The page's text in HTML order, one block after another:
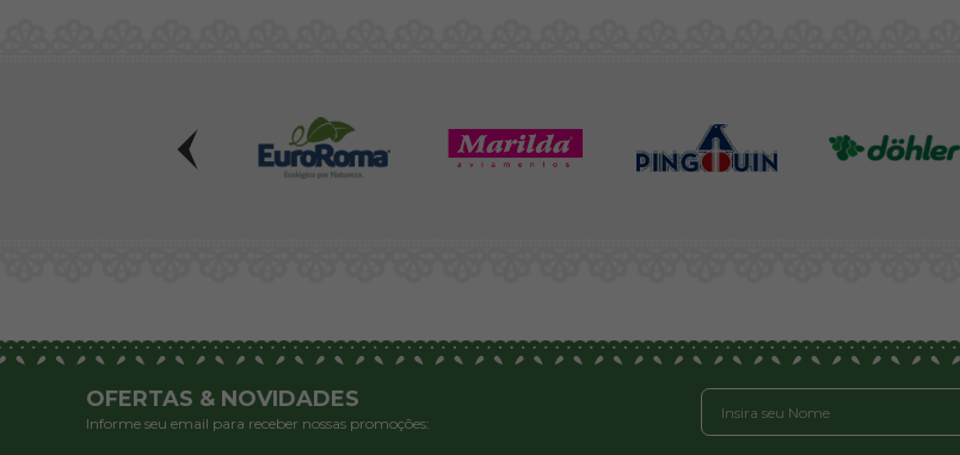
OFERTAS & NOVIDADES
Informe seu email para receber nossas promoções: